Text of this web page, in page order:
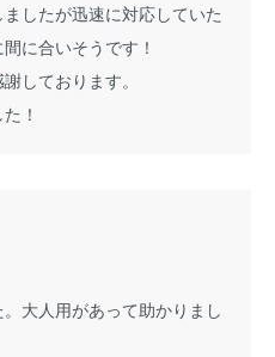
したが迅速に対応していた
に合いそうです！
しております。
！
大人用があって助かりまし